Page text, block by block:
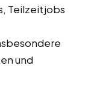
Teilzeitjobs
und